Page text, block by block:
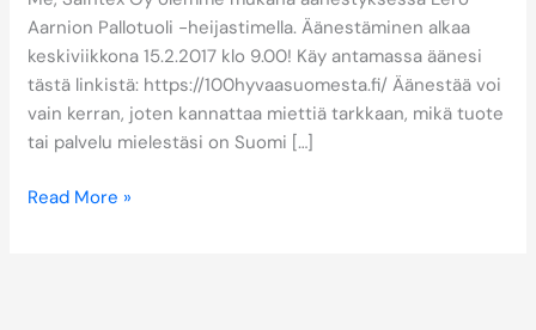
Aarnion Pallotuoli -heijastimella. Äänestäminen alkaa
keskiviikkona 15.2.2017 klo 9.00! Käy antamassa äänesi
tästä linkistä: https://100hyvaasuomesta.fi/ Äänestää voi
vain kerran, joten kannattaa miettiä tarkkaan, mikä tuote
tai palvelu mielestäsi on Suomi […]
Read More »